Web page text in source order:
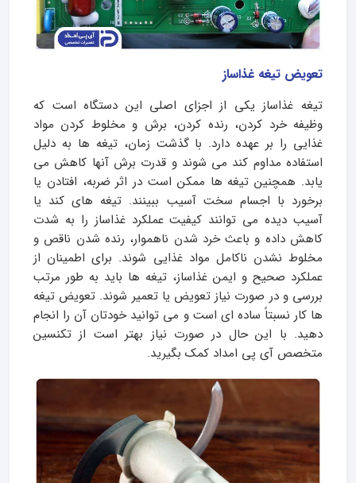
تعویض تیغه غذاساز
تیغه غذاساز یکی از اجزای اصلی این دستگاه است که
وظیفه خرد کردن، رنده کردن، برش و مخلوط کردن مواد
غذایی را بر عهده دارد. با گذشت زمان، تیغه ها به دلیل
استفاده مداوم کند می شوند و قدرت برش آنها کاهش می
یابد. همچنین تیغه ها ممکن است در اثر ضربه، افتادن یا
برخورد با اجسام سخت آسیب ببینند. تیغه های کند یا
آسیب دیده می توانند کیفیت عملکرد غذاساز را به شدت
کاهش داده و باعث خرد شدن ناهموار، رنده شدن ناقص و
مخلوط نشدن ناکامل مواد غذایی شوند. برای اطمینان از
عملکرد صحیح و ایمن غذاساز، تیغه ها باید به طور مرتب
بررسی و در صورت نیاز تعویض یا تعمیر شوند. تعویض تیغه
ها کار نسبتاً ساده ای است و می توانید خودتان آن را انجام
دهید. با این حال در صورت نیاز بهتر است از تکنسین
متخصص آی پی امداد کمک بگیرید.